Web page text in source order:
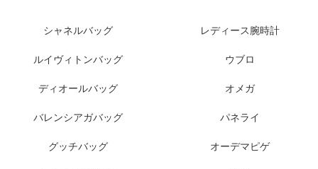
シャネルバッグ
ルイヴィトンバッグ
ディオールバッグ
バレンシアガバッグ
グッチバッグ
レディース腕時計
ウブロ
オメガ
パネライ
オーデマピゲ